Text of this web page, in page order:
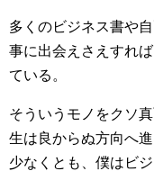
多くのビジネス書や
事に出会えさえすれ
ている。
そういうモノをクソ
生は良からぬ方向へ
少なくとも、僕はビ